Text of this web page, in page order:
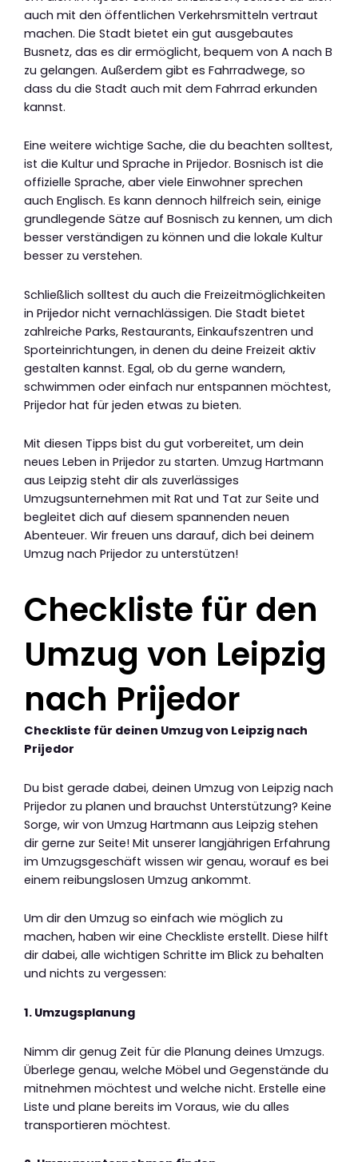
auch mit den öffentlichen Verkehrsmitteln vertraut
machen. Die Stadt bietet ein gut ausgebautes
Busnetz, das es dir ermöglicht, bequem von A nach B
zu gelangen. Außerdem gibt es Fahrradwege, so
dass du die Stadt auch mit dem Fahrrad erkunden
kannst.
Eine weitere wichtige Sache, die du beachten solltest,
ist die Kultur und Sprache in Prijedor. Bosnisch ist die
offizielle Sprache, aber viele Einwohner sprechen
auch Englisch. Es kann dennoch hilfreich sein, einige
grundlegende Sätze auf Bosnisch zu kennen, um dich
besser verständigen zu können und die lokale Kultur
besser zu verstehen.
Schließlich solltest du auch die Freizeitmöglichkeiten
in Prijedor nicht vernachlässigen. Die Stadt bietet
zahlreiche Parks, Restaurants, Einkaufszentren und
Sporteinrichtungen, in denen du deine Freizeit aktiv
gestalten kannst. Egal, ob du gerne wandern,
schwimmen oder einfach nur entspannen möchtest,
Prijedor hat für jeden etwas zu bieten.
Mit diesen Tipps bist du gut vorbereitet, um dein
neues Leben in Prijedor zu starten. Umzug Hartmann
aus Leipzig steht dir als zuverlässiges
Umzugsunternehmen mit Rat und Tat zur Seite und
begleitet dich auf diesem spannenden neuen
Abenteuer. Wir freuen uns darauf, dich bei deinem
Umzug nach Prijedor zu unterstützen!
Checkliste für den
Umzug von Leipzig
nach Prijedor
Checkliste für deinen Umzug von Leipzig nach
Prijedor
Du bist gerade dabei, deinen Umzug von Leipzig nach
Prijedor zu planen und brauchst Unterstützung? Keine
Sorge, wir von Umzug Hartmann aus Leipzig stehen
dir gerne zur Seite! Mit unserer langjährigen Erfahrung
im Umzugsgeschäft wissen wir genau, worauf es bei
einem reibungslosen Umzug ankommt.
Um dir den Umzug so einfach wie möglich zu
machen, haben wir eine Checkliste erstellt. Diese hilft
dir dabei, alle wichtigen Schritte im Blick zu behalten
und nichts zu vergessen:
1. Umzugsplanung
Nimm dir genug Zeit für die Planung deines Umzugs.
Überlege genau, welche Möbel und Gegenstände du
mitnehmen möchtest und welche nicht. Erstelle eine
Liste und plane bereits im Voraus, wie du alles
transportieren möchtest.